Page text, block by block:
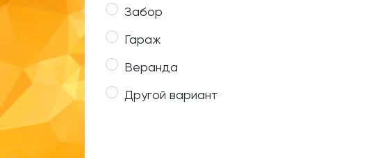
Забор
Гараж
Веранда
Другой вариант